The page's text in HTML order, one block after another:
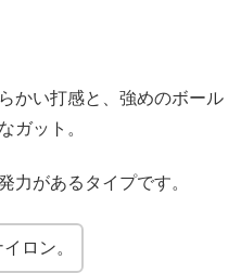
かい打感と、強めのボール
ガット。
力があるタイプです。
ロン。